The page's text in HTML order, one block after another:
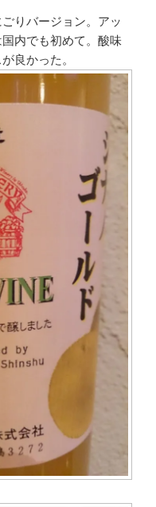
りバージョン。アッ
内でも初めて。酸味
良かった。